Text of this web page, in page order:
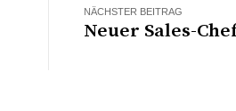
NÄCHSTER BEITRAG
Neuer Sales-